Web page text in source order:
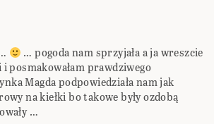
… pogoda nam sprzyjała a ja wreszcie
posmakowałam prawdziwego
Magda podpowiedziała nam jak
na kiełki bo takowe były ozdobą
…